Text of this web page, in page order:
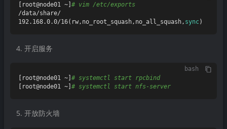
[root@node01 ~] # vim /etc/exports
/data/share/
192.168.0.0/16(rw,no_root_squash,no_all_squash, sync
开启服务
bash
[root@node01 ~] # systemctl start rpcbind
[root@node01 ~] # systemctl start nfs-server
开放防火墙